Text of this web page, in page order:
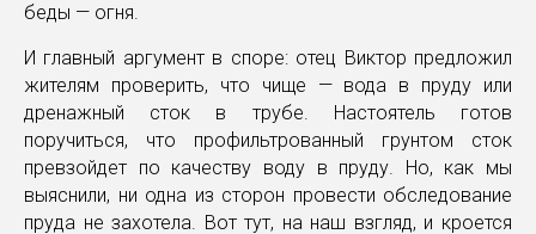
беды — огня.
И главный аргумент в споре: отец Виктор предложил
жителям проверить, что чище — вода в пруду или
дренажный сток в трубе. Настоятель готов
поручиться, что профильтрованный грунтом сток
превзойдет по качеству воду в пруду. Но, как мы
выяснили, ни одна из сторон провести обследование
пруда не захотела. Вот тут, на наш взгляд, и кроется